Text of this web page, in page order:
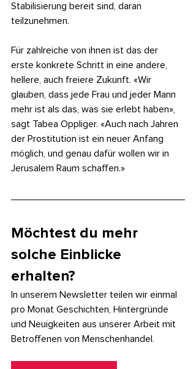
Stabilisierung bereit sind, daran
teilzunehmen.
Für zahlreiche von ihnen ist das der
erste konkrete Schritt in eine andere,
hellere, auch freiere Zukunft. «Wir
glauben, dass jede Frau und jeder Mann
mehr ist als das, was sie erlebt haben»,
sagt Tabea Oppliger. «Auch nach Jahren
der Prostitution ist ein neuer Anfang
möglich, und genau dafür wollen wir in
Jerusalem Raum schaffen.»
Möchtest du mehr
solche Einblicke
erhalten?
In unserem Newsletter teilen wir einmal
pro Monat Geschichten, Hintergründe
und Neuigkeiten aus unserer Arbeit mit
Betroffenen von Menschenhandel.